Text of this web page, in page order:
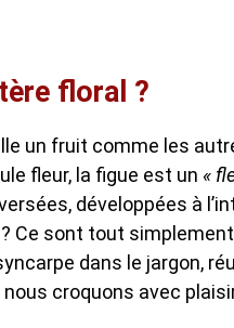
floral ?
un fruit comme les
fleur, la figue est un «
développées à
Ce sont tout
dans le jargon,
croquons avec